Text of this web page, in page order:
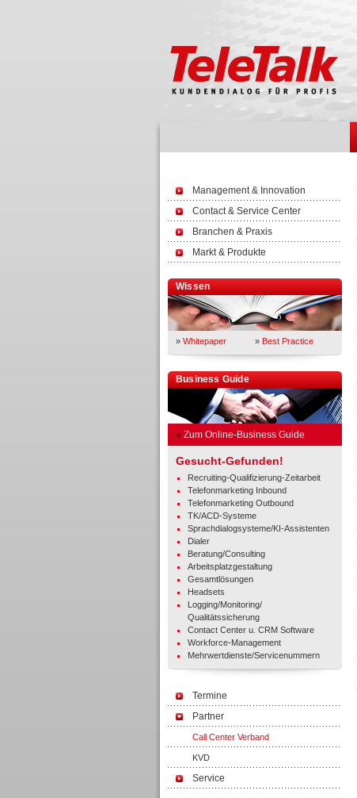
Management & Innovation
Contact & Service Center
Branchen & Praxis
Markt & Produkte
Wissen
» Whitepaper » Best Practice
Business Guide
» Zum Online-Business Guide
Gesucht-Gefunden!
Recruiting-Qualifizierung-Zeitarbeit
Telefonmarketing Inbound
Telefonmarketing Outbound
TK/ACD-Systeme
Sprachdialogsysteme/KI-Assistenten
Dialer
Beratung/Consulting
Arbeitsplatzgestaltung
Gesamtlösungen
Headsets
Logging/Monitoring/
Qualitätssicherung
Contact Center u. CRM Software
Workforce-Management
Mehrwertdienste/Servicenummern
Termine
Partner
Call Center Verband
KVD
Service